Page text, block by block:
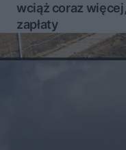
wciąż coraz
zapłaty